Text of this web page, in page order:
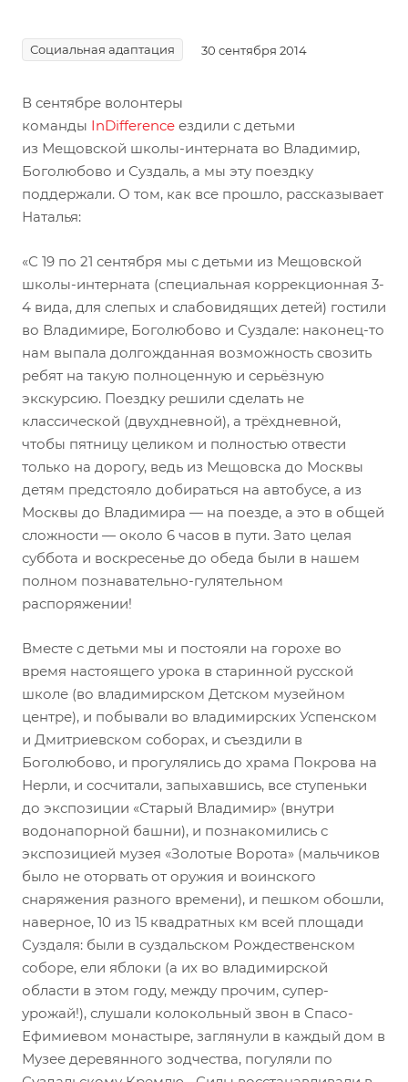
Социальная адаптация 30 сентября 2014
В сентябре волонтеры
команды InDifference ездили с детьми
из Мещовской школы-интерната во Владимир,
Боголюбово и Суздаль, а мы эту поездку
поддержали. О том, как все прошло, рассказывает
Наталья:
«С 19 по 21 сентября мы с детьми из Мещовской
школы-интерната (специальная коррекционная 3-
4 вида, для слепых и слабовидящих детей) гостили
во Владимире, Боголюбово и Суздале: наконец-то
нам выпала долгожданная возможность свозить
ребят на такую полноценную и серьёзную
экскурсию. Поездку решили сделать не
классической (двухдневной), а трёхдневной,
чтобы пятницу целиком и полностью отвести
только на дорогу, ведь из Мещовска до Москвы
детям предстояло добираться на автобусе, а из
Москвы до Владимира — на поезде, а это в общей
сложности — около 6 часов в пути. Зато целая
суббота и воскресенье до обеда были в нашем
полном познавательно-гулятельном
распоряжении!
Вместе с детьми мы и постояли на горохе во
время настоящего урока в старинной русской
школе (во владимирском Детском музейном
центре), и побывали во владимирских Успенском
и Дмитриевском соборах, и съездили в
Боголюбово, и прогулялись до храма Покрова на
Нерли, и сосчитали, запыхавшись, все ступеньки
до экспозиции «Старый Владимир» (внутри
водонапорной башни), и познакомились с
экспозицией музея «Золотые Ворота» (мальчиков
было не оторвать от оружия и воинского
снаряжения разного времени), и пешком обошли,
наверное, 10 из 15 квадратных км всей площади
Суздаля: были в суздальском Рождественском
соборе, ели яблоки (а их во владимирской
области в этом году, между прочим, супер-
урожай!), слушали колокольный звон в Спасо-
Ефимиевом монастыре, заглянули в каждый дом в
Музее деревянного зодчества, погуляли по